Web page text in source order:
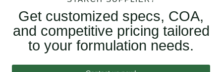
Get customized specs, COA,
and competitive pricing tailored
to your formulation needs.